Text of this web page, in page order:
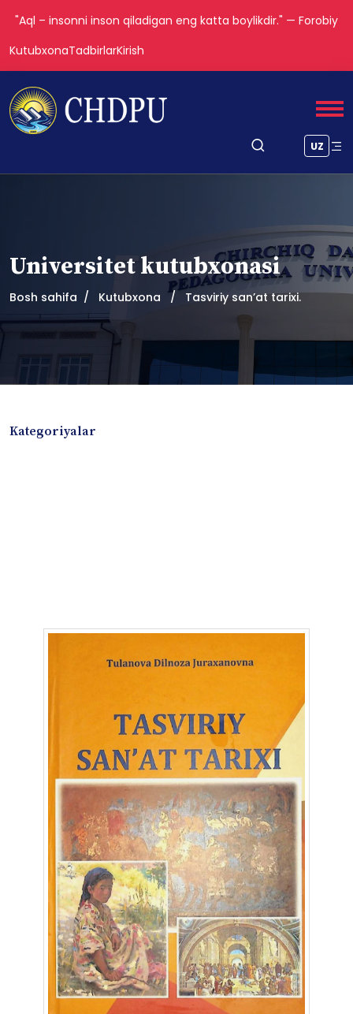
"Aql – insonni inson qiladigan eng katta boylikdir." — Forobiy
KutubxonaTadbirlarKirish
UZ
Universitet kutubxonasi
Bosh sahifa Kutubxona Tasviriy san’at tarixi.
Kategoriyalar